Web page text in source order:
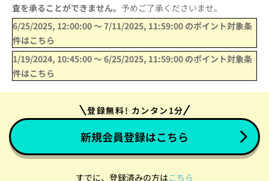
査を承ることができません。 予めご了承くださいませ。
6/25/2025, 12:00:00〜7/11/2025, 11:59:00 のポイント対象条
件はこちら
1/19/2024, 10:45:00〜6/25/2025, 11:59:00 のポイント対象条
件はこちら
登録無料! カンタン1分
新規会員登録はこちら
すでに、登録済みの方はこちら